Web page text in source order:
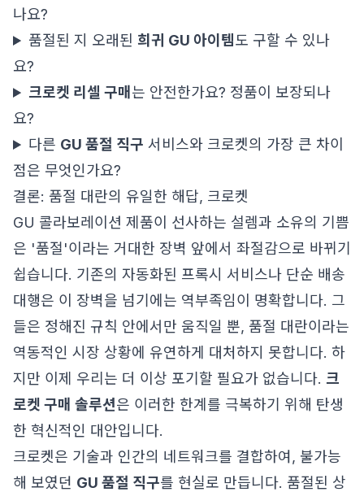
나요?
품절된 지 오래된 희귀 GU 아이템도 구할 수 있나
요?
크로켓 리셀 구매 는 안전한가요? 정품이 보장되나
요?
다른 GU 품절 직구 서비스와 크로켓의 가장 큰 차이
점은 무엇인가요?
결론: 품절 대란의 유일한 해답, 크로켓
GU 콜라보레이션 제품이 선사하는 설렘과 소유의 기쁨
은 '품절'이라는 거대한 장벽 앞에서 좌절감으로 바뀌기
쉽습니다. 기존의 자동화된 프록시 서비스나 단순 배송
대행은 이 장벽을 넘기에는 역부족임이 명확합니다. 그
들은 정해진 규칙 안에서만 움직일 뿐, 품절 대란이라는
역동적인 시장 상황에 유연하게 대처하지 못합니다. 하
지만 이제 우리는 더 이상 포기할 필요가 없습니다. 크
로켓 구매 솔루션은 이러한 한계를 극복하기 위해 탄생
한 혁신적인 대안입니다.
크로켓은 기술과 인간의 네트워크를 결합하여, 불가능
해 보였던 GU 품절 직구를 현실로 만듭니다. 품절된 상